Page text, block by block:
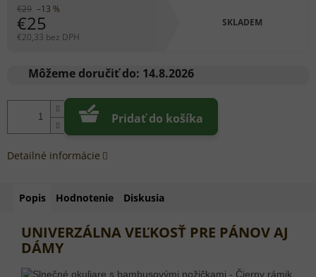
€29 –13 %
€25
€20,33 bez DPH
cena:
SKLADEM
Môžeme doručiť do: 14.8.2026
Pridať do košíka
Detailné informácie
Popis Hodnotenie Diskusia
UNIVERZÁLNA VEĽKOSŤ PRE PÁNOV AJ
DÁMY